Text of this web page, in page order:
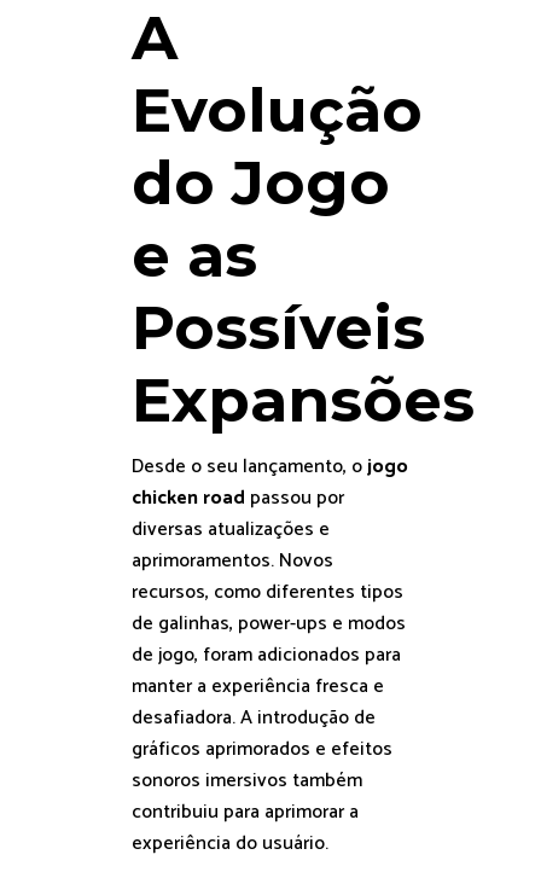
A
Evolução
do Jogo
e as
Possíveis
Expansões
Desde o seu lançamento, ojogo
chicken road passou por
diversas atualizações e
aprimoramentos. Novos
recursos, como diferentes tipos
de galinhas, power-ups e modos
de jogo, foram adicionados para
manter a experiência fresca e
desafiadora. A introdução de
gráficos aprimorados e efeitos
sonoros imersivos também
contribuiu para aprimorar a
experiência do usuário.